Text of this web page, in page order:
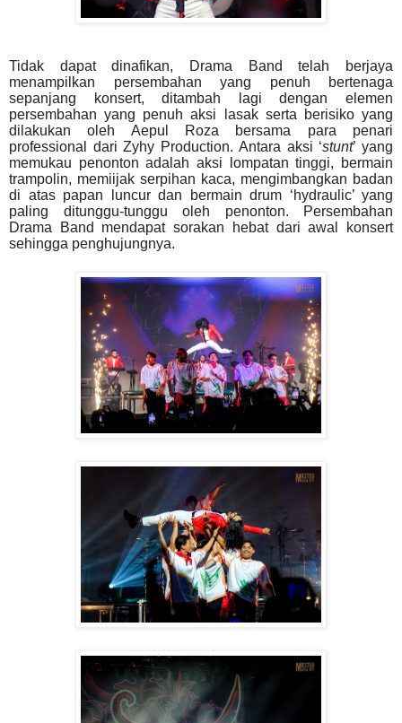
Tidak dapat dinafikan, Drama Band telah berjaya
menampilkan persembahan yang penuh bertenaga
sepanjang konsert, ditambah lagi dengan elemen
persembahan yang penuh aksi lasak serta berisiko yang
dilakukan oleh Aepul Roza bersama para penari
professional dari Zyhy Production. Antara aksi ‘stunt’ yang
memukau penonton adalah aksi lompatan tinggi, bermain
trampolin, memiijak serpihan kaca, mengimbangkan badan
di atas papan luncur dan bermain drum ‘hydraulic’ yang
paling ditunggu-tunggu oleh penonton. Persembahan
Drama Band mendapat sorakan hebat dari awal konsert
sehingga penghujungnya.